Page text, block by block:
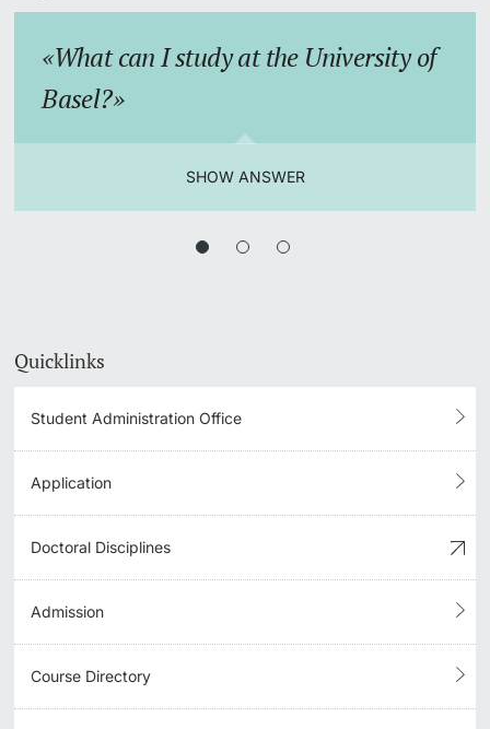
What can I study at the University of
Basel?
SHOW ANSWER
Quicklinks
Student Administration Office
Application
Doctoral Disciplines
Admission
Course Directory